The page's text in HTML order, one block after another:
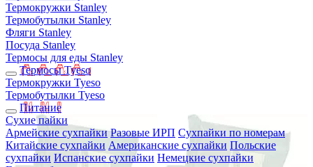
Термокружки Stanley
Термобутылки Stanley
Фляги Stanley
Посуда Stanley
Термосы для еды Stanley
Термосы Tyeso
Термокружки Tyeso
Термобутылки Tyeso
Питание
Сухие пайки
Армейские сухпайки Разовые ИРП Сухпайки по номерам
Китайские сухпайки Американские сухпайки Польские
сухпайки Испанские сухпайки Немецкие сухпайки